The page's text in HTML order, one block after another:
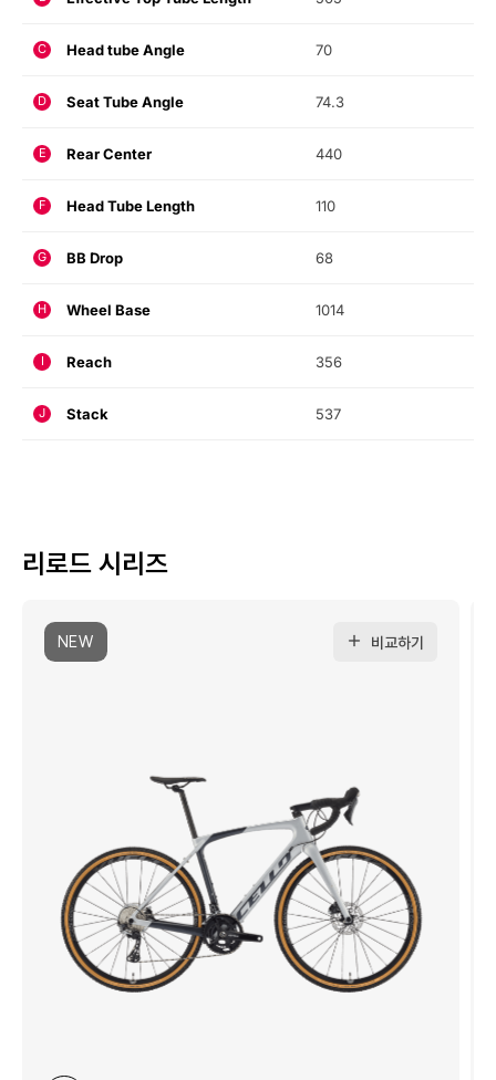
C Head tube Angle 70
D Seat Tube Angle 74.3
E Rear Center 440
F Head Tube Length 110
G BB Drop 68
H Wheel Base 1014
I Reach 356
J Stack 537
리로드 시리즈
NEW 비교하기